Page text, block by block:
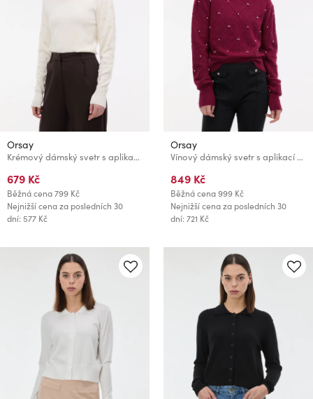
Orsay
Krémový dámský svetr s aplikací ORSAY
679 Kč
Běžná cena799 Kč
Nejnižší cena za posledních 30
dní: 577 Kč
Orsay
Vínový dámský svetr s aplikací ORSAY
849 Kč
Běžná cena999 Kč
Nejnižší cena za posledních 30
dní: 721 Kč